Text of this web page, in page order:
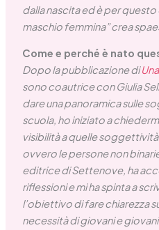
dalla nascita ed è per
maschio femmina” crea
Come e perché è nato
Dopo la pubblicazione di
sono coautrice con Giulia
dare una panoramica sulle
scuola, ho iniziato a
visibilità a quelle
ovvero le persone non
editrice di Settenove, ha
riflessioni e mi ha spinta a
l’obiettivo di fare chiarezza
necessità di giovani e